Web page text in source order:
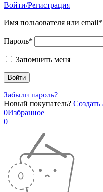
Войти/Регистрация
Имя пользователя или email*
Пароль*
Запомнить меня
Забыли пароль?
Новый покупатель? Создать
0Избранное
0